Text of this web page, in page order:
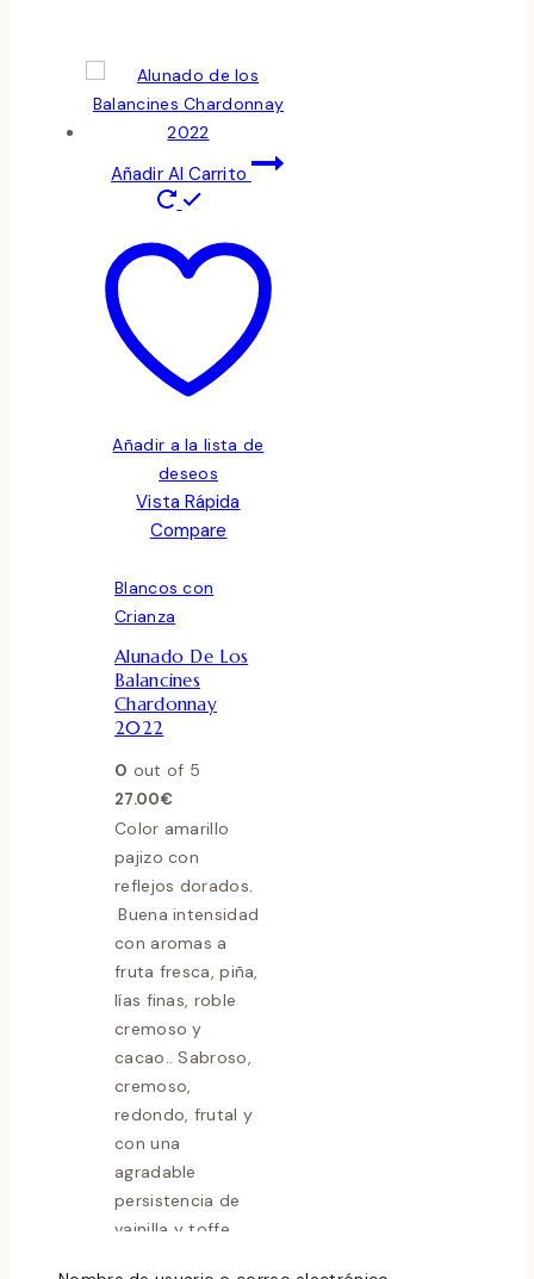
Añadir Al Carrito
Añadir a la lista de
deseos
Vista Rápida
Compare
Blancos con
Crianza
Alunado De Los
Balancines
Chardonnay
2022
0 out of 5
27.00€
Color amarillo
pajizo con
reflejos dorados.
Buena intensidad
con aromas a
fruta fresca, piña,
lías finas, roble
cremoso y
cacao.. Sabroso,
cremoso,
redondo, frutal y
con una
agradable
persistencia de
vainilla y toffe.